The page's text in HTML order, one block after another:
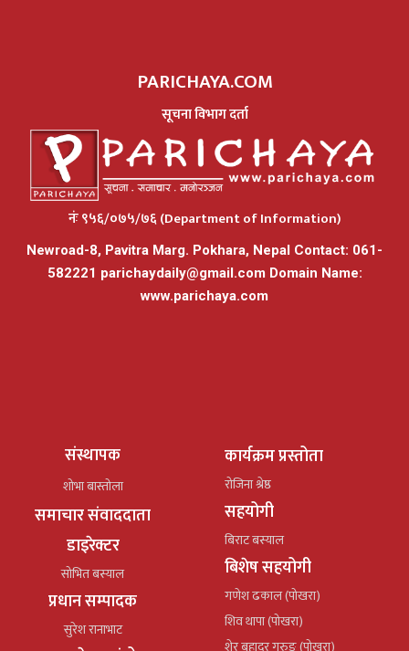
PARICHAYA.COM
सूचना विभाग दर्ता
नंः ९५६/०७५/७६ (Department of Information)
Newroad-8, Pavitra Marg. Pokhara, Nepal Contact: 061-
582221 parichaydaily@gmail.comDomain Name:
www.parichaya.com
संस्थापक
शोभा बास्तोला
समाचार संवाददाता
डाइरेक्टर
सोभित बस्याल
प्रधान सम्पादक
सुरेश रानाभाट
कार्यक्रम प्रस्तोता
रोजिना श्रेष्ठ
सहयोगी
बिराट बस्याल
बिशेष सहयोगी
गणेश ढकाल (पोखरा)
शिव थापा (पोखरा)